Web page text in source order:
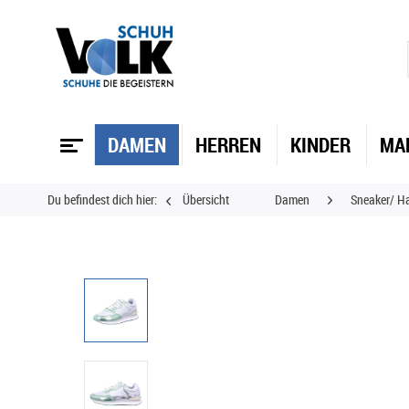
DAMEN HERREN KINDER
Du befindest dich hier: Übersicht Damen Sneaker/